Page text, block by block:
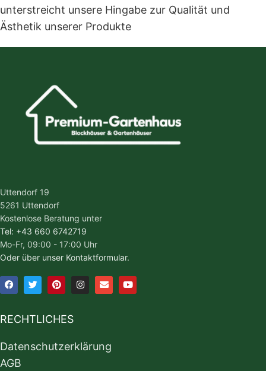
unterstreicht unsere Hingabe zur Qualität und
Ästhetik unserer Produkte
Uttendorf 19
5261 Uttendorf
Kostenlose Beratung unter
Tel: +43 660 6742719
Mo-Fr, 09:00 - 17:00 Uhr
Oder über unser Kontaktformular.
RECHTLICHES
Datenschutzerklärung
AGB